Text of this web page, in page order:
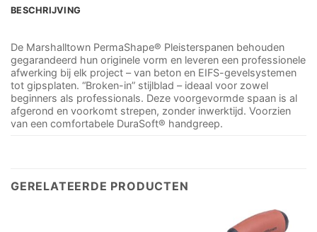
BESCHRIJVING
De Marshalltown PermaShape® Pleisterspanen behouden
gegarandeerd hun originele vorm en leveren een professionele
afwerking bij elk project – van beton en EIFS-gevelsystemen
tot gipsplaten. “Broken-in” stijlblad – ideaal voor zowel
beginners als professionals. Deze voorgevormde spaan is al
afgerond en voorkomt strepen, zonder inwerktijd. Voorzien
van een comfortabele DuraSoft® handgreep.
GERELATEERDE PRODUCTEN